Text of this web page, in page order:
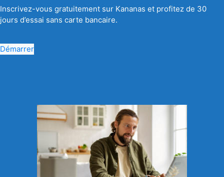
Inscrivez-vous gratuitement sur Kananas et profitez de 30
jours d’essai sans carte bancaire.
Démarrer